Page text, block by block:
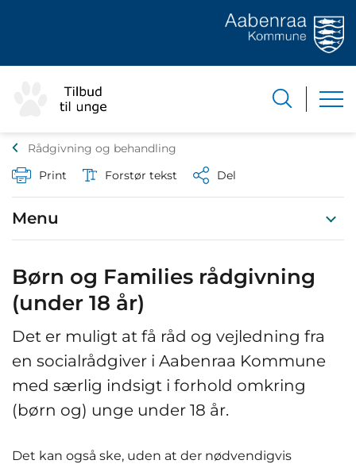
Rådgivning og behandling
Print
Forstør tekst Del
Menu
Børn og Families rådgivning
(under 18 år)
Det er muligt at få råd og vejledning fra
en socialrådgiver i Aabenraa Kommune
med særlig indsigt i forhold omkring
(børn og) unge under 18 år.
Det kan også ske, uden at der nødvendigvis